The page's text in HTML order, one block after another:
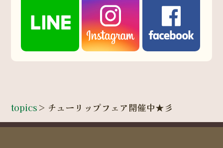
topics > チューリップフェア開催中★彡